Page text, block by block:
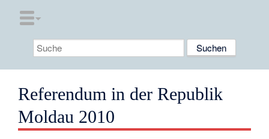
Referendum in der Republik
Moldau 2010